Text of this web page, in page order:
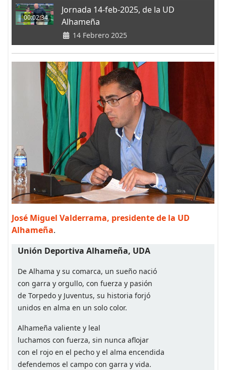
00:02:34
Jornada 14-feb-2025, de la UD
Alhameña
14 Febrero 2025
José Miguel Valderrama, presidente de la UD
Alhameña.
Unión Deportiva Alhameña, UDA
De Alhama y su comarca, un sueño nació
con garra y orgullo, con fuerza y pasión
de Torpedo y Juventus, su historia forjó
unidos en alma en un solo color.
Alhameña valiente y leal
luchamos con fuerza, sin nunca aflojar
con el rojo en el pecho y el alma encendida
defendemos el campo con garra y vida.